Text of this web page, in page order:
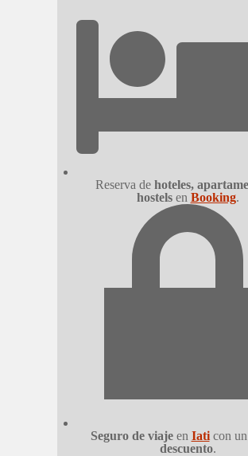
Reserva de hoteles,
hostelsen Booking.
Seguro de viajeen Iaticon un
descuento.